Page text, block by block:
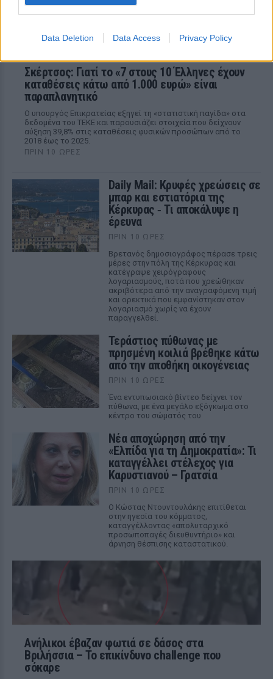
Data Deletion Data Access Privacy Policy
Σκέρτσος: Γιατί το «7 στους 10 Έλληνες έχουν
καταθέσεις κάτω από 1.000 ευρώ» είναι
παραπλανητικό
Ο υπουργός Επικρατείας εξηγεί τη «στατιστική παγίδα» στα
δεδομένα του ΤΕΚΕ και παρουσιάζει στοιχεία που δείχνουν
αύξηση 39,8% στις καταθέσεις φυσικών προσώπων από το
2018 έως το 2025.
ΠΡΙΝ 10 ΏΡΕΣ
Daily Mail: Κρυφές χρεώσεις σε
μπαρ και εστιατόρια της
Κέρκυρας ‑ Τι αποκάλυψε η
έρευνα
ΠΡΙΝ 10 ΏΡΕΣ
Βρετανός δημοσιογράφος πέρασε τρεις
μέρες στην πόλη της Κέρκυρας και
κατέγραψε χειρόγραφους
λογαριασμούς, ποτά που χρεώθηκαν
ακριβότερα από την αναγραφόμενη τιμή
και ορεκτικά που εμφανίστηκαν στον
λογαριασμό χωρίς να έχουν
παραγγελθεί.
Τεράστιος πύθωνας με
πρησμένη κοιλιά βρέθηκε κάτω
από την αποθήκη οικογένειας
ΠΡΙΝ 10 ΏΡΕΣ
Ένα εντυπωσιακό βίντεο δείχνει τον
πύθωνα, με ένα μεγάλο εξόγκωμα στο
κέντρο του σώματός του
Νέα αποχώρηση από την
«Ελπίδα για τη Δημοκρατία»: Τι
καταγγέλλει στέλεχος για
Καρυστιανού – Γρατσία
ΠΡΙΝ 10 ΏΡΕΣ
Ο Κώστας Ντουντουλάκης επιτίθεται
στην ηγεσία του κόμματος,
καταγγέλλοντας «απολυταρχικό
προσωποπαγές διευθυντήριο» και
άρνηση θέσπισης καταστατικού.
Ανήλικοι έβαζαν φωτιά σε δάσος στα
Βριλήσσια – Το επικίνδυνο challenge που
σόκαρε